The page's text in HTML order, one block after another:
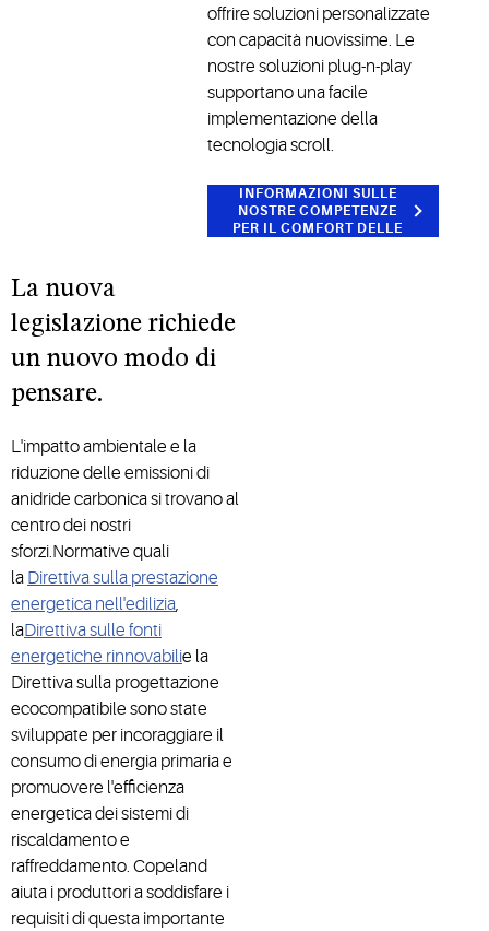
offrire soluzioni personalizzate
con capacità nuovissime. Le
nostre soluzioni plug-n-play
supportano una facile
implementazione della
tecnologia scroll.
INFORMAZIONI SULLE
NOSTRE COMPETENZE
PER IL COMFORT DELLE
La nuova
legislazione richiede
un nuovo modo di
pensare.
L'impatto ambientale e la
riduzione delle emissioni di
anidride carbonica si trovano al
centro dei nostri
sforzi.Normative quali
la Direttiva sulla prestazione
energetica nell'edilizia,
laDirettiva sulle fonti
energetiche rinnovabilie la
Direttiva sulla progettazione
ecocompatibile sono state
sviluppate per incoraggiare il
consumo di energia primaria e
promuovere l'efficienza
energetica dei sistemi di
riscaldamento e
raffreddamento. Copeland
aiuta i produttori a soddisfare i
requisiti di questa importante